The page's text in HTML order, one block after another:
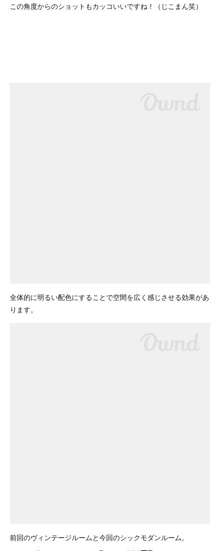
この角度からのショットもカッコいいですね！（じこまん笑）
全体的に明るい配色にすることで空間を広く感じさせる効果があ
ります。
前回のヴィンテージルームと今回のシックモダンルーム。